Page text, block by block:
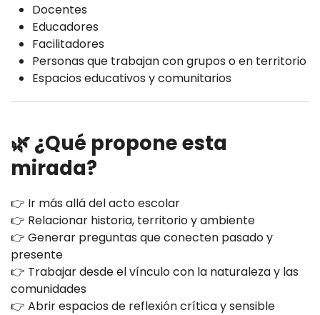
Docentes
Educadores
Facilitadores
Personas que trabajan con grupos o en territorio
Espacios educativos y comunitarios
🌿 ¿Qué propone esta
mirada?
👉 Ir más allá del acto escolar
👉 Relacionar historia, territorio y ambiente
👉 Generar preguntas que conecten pasado y
presente
👉 Trabajar desde el vínculo con la naturaleza y las
comunidades
👉 Abrir espacios de reflexión crítica y sensible